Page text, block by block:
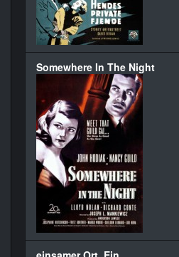
Somewhere In The Night